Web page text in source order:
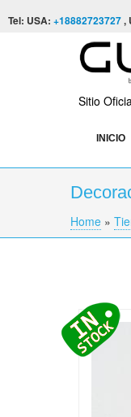
Tel: USA: +18882723727,
Sitio
INICIO
You are
Home »